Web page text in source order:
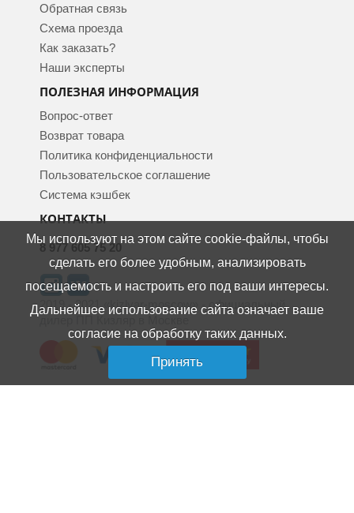
Обратная связь
Схема проезда
Как заказать?
Наши эксперты
ПОЛЕЗНАЯ ИНФОРМАЦИЯ
Вопрос-ответ
Возврат товара
Политика конфиденциальности
Пользовательское соглашение
Система кэшбек
КОНТАКТЫ
8 977 605 75 20
2019 - 2021 «kizlyar-moscow» - официальный
Мы используют на этом сайте cookie-файлы, чтобы
сделать его более удобным, анализировать
посещаемость и настроить его под ваши интересы.
Дальнейшее использование сайта означает ваше
согласие на обработку таких данных.
Принять